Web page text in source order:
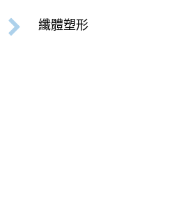
纖體塑形